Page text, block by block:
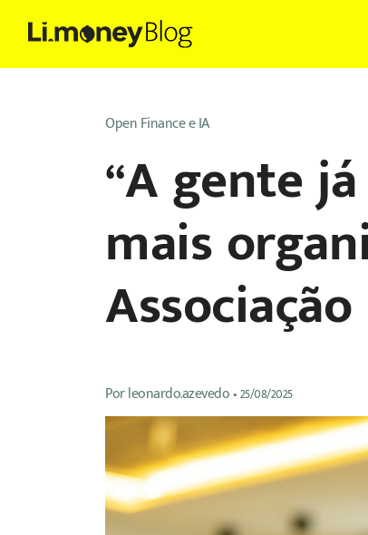
Open Finance e IA
“A gente
mais
Porleonardo.azevedo•25/08/2025